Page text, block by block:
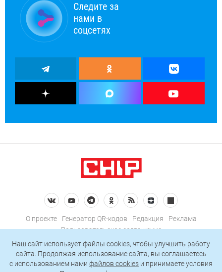
Следите за
нами в
соцсетях
О проекте Генератор QR-кодов Редакция
Реклама
Пользовательское соглашение
Политика конфиденциальности
Подписаться на рассылку
Наш сайт использует файлы cookies, чтобы улучшить работу
сайта. Продолжая использование сайта, вы соглашаетесь
c использованием нами файлов cookies и принимаете условия